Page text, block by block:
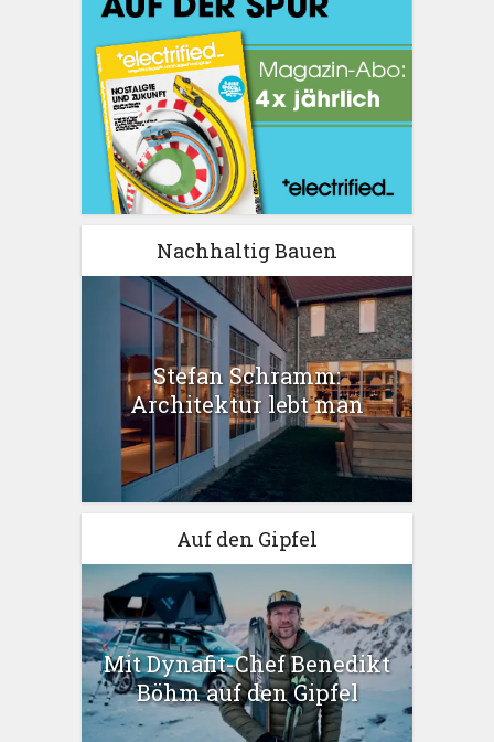
Nachhaltig Bauen
Stefan Schramm:
Architektur lebt man
Auf den Gipfel
Mit Dynafit-Chef Benedikt
Böhm auf den Gipfel